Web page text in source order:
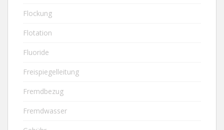
Flockung
Flotation
Fluoride
Freispiegelleitung
Fremdbezug
Fremdwasser